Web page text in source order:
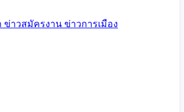
ข่าวสมัครงาน ข่าวการเมือง